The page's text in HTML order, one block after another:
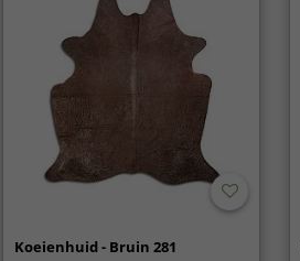
Koeienhuid - Bruin 281